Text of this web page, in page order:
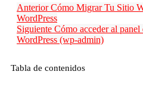
AnteriorCómo Migrar Tu Sitio
WordPress
Siguiente Cómo acceder al
WordPress (wp-admin)
Tabla de contenidos